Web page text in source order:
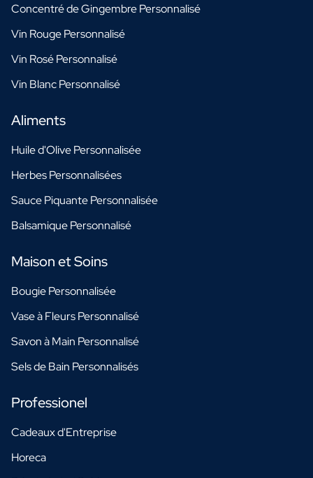
Concentré de Gingembre Personnalisé
Vin Rouge Personnalisé
Vin Rosé Personnalisé
Vin Blanc Personnalisé
Aliments
Huile d'Olive Personnalisée
Herbes Personnalisées
Sauce Piquante Personnalisée
Balsamique Personnalisé
Maison et Soins
Bougie Personnalisée
Vase à Fleurs Personnalisé
Savon à Main Personnalisé
Sels de Bain Personnalisés
Professionel
Cadeaux d'Entreprise
Horeca